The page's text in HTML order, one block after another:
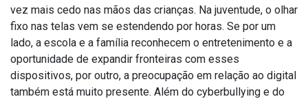
vez mais cedo nas mãos das crianças. Na juventude, o olhar
fixo nas telas vem se estendendo por horas. Se por um
lado, a escola e a família reconhecem o entretenimento e a
oportunidade de expandir fronteiras com esses
dispositivos, por outro, a preocupação em relação ao digital
também está muito presente. Além do cyberbullying e do